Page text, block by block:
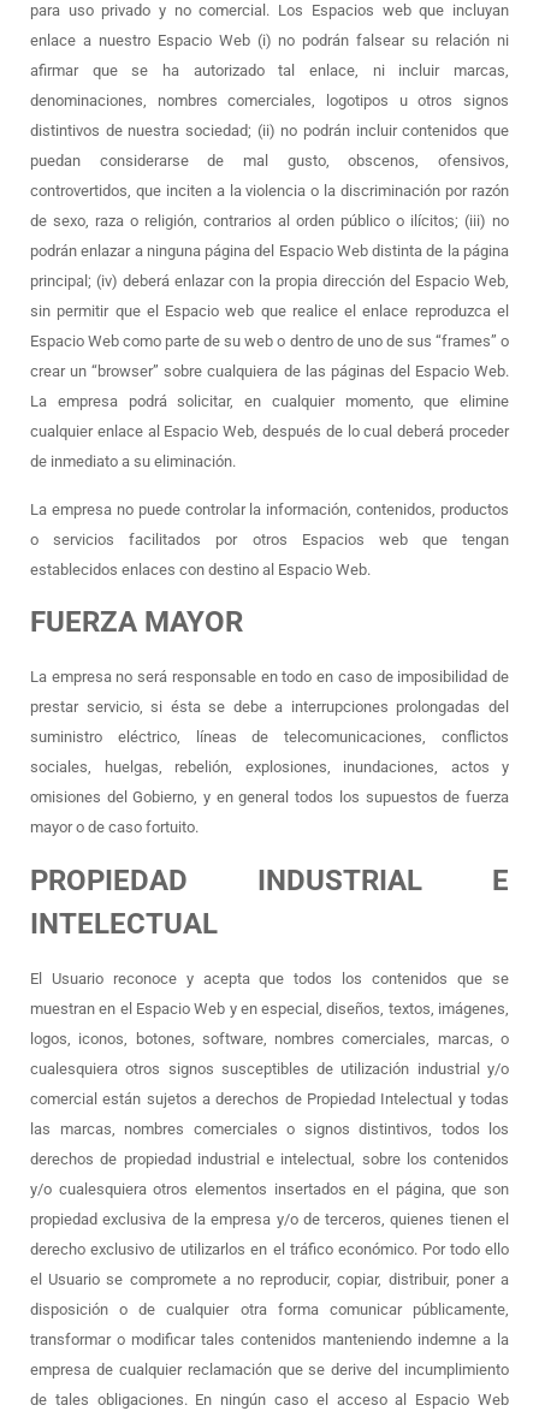
para uso privado y no comercial. Los Espacios web que incluyan
enlace a nuestro Espacio Web (i) no podrán falsear su relación ni
afirmar que se ha autorizado tal enlace, ni incluir marcas,
denominaciones, nombres comerciales, logotipos u otros signos
distintivos de nuestra sociedad; (ii) no podrán incluir contenidos que
puedan considerarse de mal gusto, obscenos, ofensivos,
controvertidos, que inciten a la violencia o la discriminación por razón
de sexo, raza o religión, contrarios al orden público o ilícitos; (iii) no
podrán enlazar a ninguna página del Espacio Web distinta de la página
principal; (iv) deberá enlazar con la propia dirección del Espacio Web,
sin permitir que el Espacio web que realice el enlace reproduzca el
Espacio Web como parte de su web o dentro de uno de sus “frames” o
crear un “browser” sobre cualquiera de las páginas del Espacio Web.
La empresa podrá solicitar, en cualquier momento, que elimine
cualquier enlace al Espacio Web, después de lo cual deberá proceder
de inmediato a su eliminación.
La empresa no puede controlar la información, contenidos, productos
o servicios facilitados por otros Espacios web que tengan
establecidos enlaces con destino al Espacio Web.
FUERZA MAYOR
La empresa no será responsable en todo en caso de imposibilidad de
prestar servicio, si ésta se debe a interrupciones prolongadas del
suministro eléctrico, líneas de telecomunicaciones, conflictos
sociales, huelgas, rebelión, explosiones, inundaciones, actos y
omisiones del Gobierno, y en general todos los supuestos de fuerza
mayor o de caso fortuito.
PROPIEDAD INDUSTRIAL E
INTELECTUAL
El Usuario reconoce y acepta que todos los contenidos que se
muestran en el Espacio Web y en especial, diseños, textos, imágenes,
logos, iconos, botones, software, nombres comerciales, marcas, o
cualesquiera otros signos susceptibles de utilización industrial y/o
comercial están sujetos a derechos de Propiedad Intelectual y todas
las marcas, nombres comerciales o signos distintivos, todos los
derechos de propiedad industrial e intelectual, sobre los contenidos
y/o cualesquiera otros elementos insertados en el página, que son
propiedad exclusiva de la empresa y/o de terceros, quienes tienen el
derecho exclusivo de utilizarlos en el tráfico económico. Por todo ello
el Usuario se compromete a no reproducir, copiar, distribuir, poner a
disposición o de cualquier otra forma comunicar públicamente,
transformar o modificar tales contenidos manteniendo indemne a la
empresa de cualquier reclamación que se derive del incumplimiento
de tales obligaciones. En ningún caso el acceso al Espacio Web